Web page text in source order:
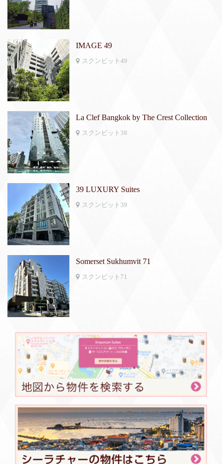
IMAGE 49
スクンビット49
La Clef Bangkok by The Crest Collection
スクンビット38
39 LUXURY Suites
スクンビット39
Somerset Sukhumvit 71
スクンビット71